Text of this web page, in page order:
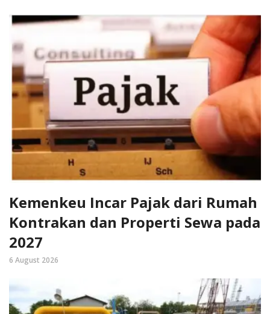
Kemenkeu Incar Pajak dari Rumah
Kontrakan dan Properti Sewa pada
2027
6 August 2026